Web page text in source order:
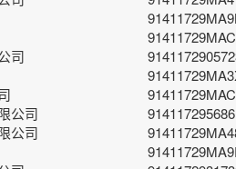
司
公司
公司